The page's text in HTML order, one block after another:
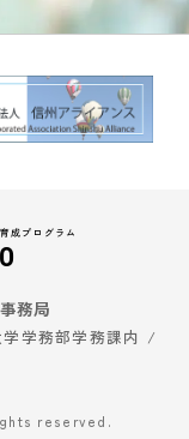
成プログラム
務局
学務部学務課内 /
reserved.